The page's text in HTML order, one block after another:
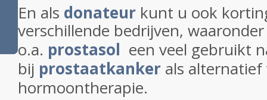
En als donateur kunt u ook
verschillende bedrijven,
o.a. prostasol een veel gebruikt
bij prostaatkanker als alternatief
hormoontherapie.